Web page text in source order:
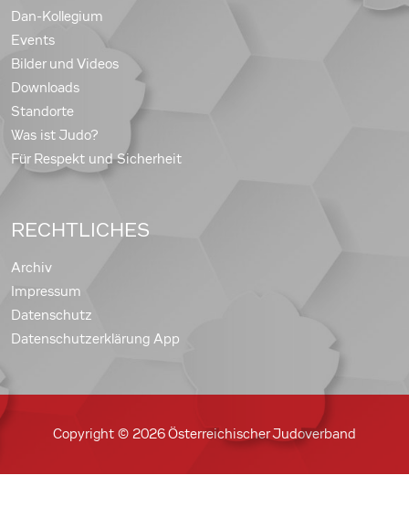
Dan-Kollegium
Events
Bilder und Videos
Downloads
Standorte
Was ist Judo?
Für Respekt und Sicherheit
RECHTLICHES
Archiv
Impressum
Datenschutz
Datenschutzerklärung App
Copyright © 2026 Österreichischer Judoverband